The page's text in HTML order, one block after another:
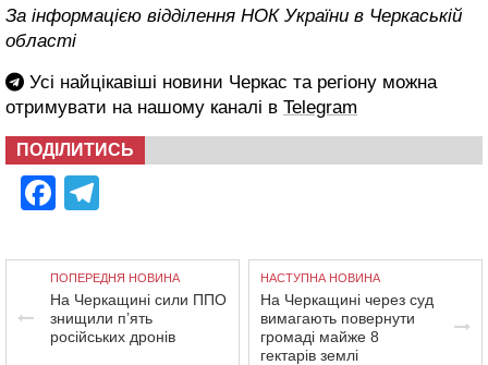
За інформацією відділення НОК України в Черкаській
області
Усі найцікавіші новини Черкас та регіону можна
отримувати на нашому каналі в Telegram
ПОДІЛИТИСЬ
Facebook
ПОПЕРЕДНЯ НОВИНА
На Черкащині сили ППО
знищили п’ять
російських дронів
НАСТУПНА НОВИНА
На Черкащині через суд
вимагають повернути
громаді майже 8
гектарів землі